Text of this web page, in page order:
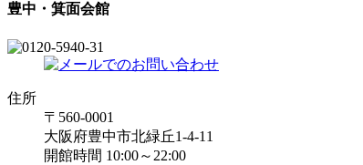
豊中・箕面会館
住所
〒560-0001
大阪府豊中市北緑丘1-4-11
開館時間 10:00～22:00